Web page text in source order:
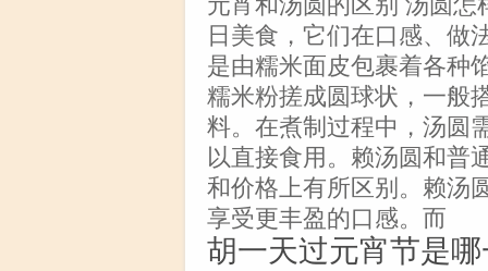
日美食，它们在口感、做
是由糯米面皮包裹着各种
糯米粉搓成圆球状，一般
料。在煮制过程中，汤圆
以直接食用。赖汤圆和普
和价格上有所区别。赖汤
享受更丰盈的口感。而
胡一天过元宵节是